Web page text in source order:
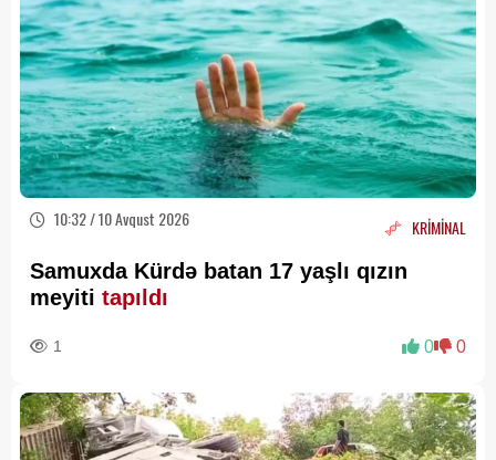
10:32 / 10 Avqust 2026 KRİMİNAL
Samuxda Kürdə batan 17 yaşlı qızın
meyiti tapıldı
1 0 0